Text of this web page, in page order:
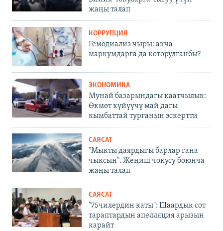
жаңы талап
КОРРУПЦИЯ
Гемодиализ чыры: акча
маркумдарга да которулганбы?
ЭКОНОМИКА
Мунай базарындагы каатчылык:
Өкмөт күйүүчү май дагы
кымбаттай турганын эскертти
САЯСАТ
"Мыкты даярдыгы барлар гана
чыксын". Жеңиш чокусу боюнча
жаңы талап
САЯСАТ
"75чилердин каты": Шаардык сот
тараптардын апелляция арызын
карайт